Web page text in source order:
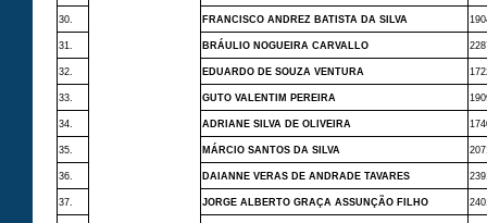
30. FRANCISCO ANDREZ BATISTA DA SILVA
31. BRÁULIO NOGUEIRA CARVALLO
32. EDUARDO DE SOUZA VENTURA
33. GUTO VALENTIM PEREIRA
34. ADRIANE SILVA DE OLIVEIRA
35. MÁRCIO SANTOS DA SILVA
36. DAIANNE VERAS DE ANDRADE TAVARES
37. JORGE ALBERTO GRAÇA ASSUNÇÃO FILHO